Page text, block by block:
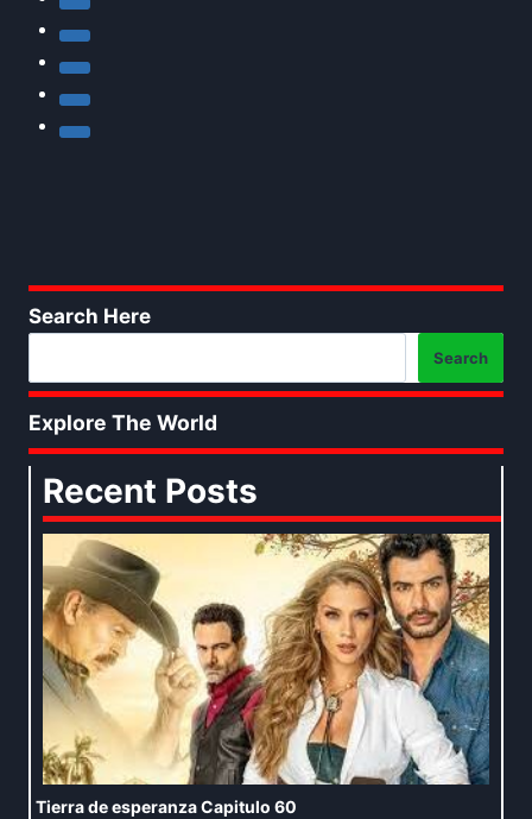
Search Here
Search
Explore The World
Recent Posts
Tierra de esperanza Capitulo 60